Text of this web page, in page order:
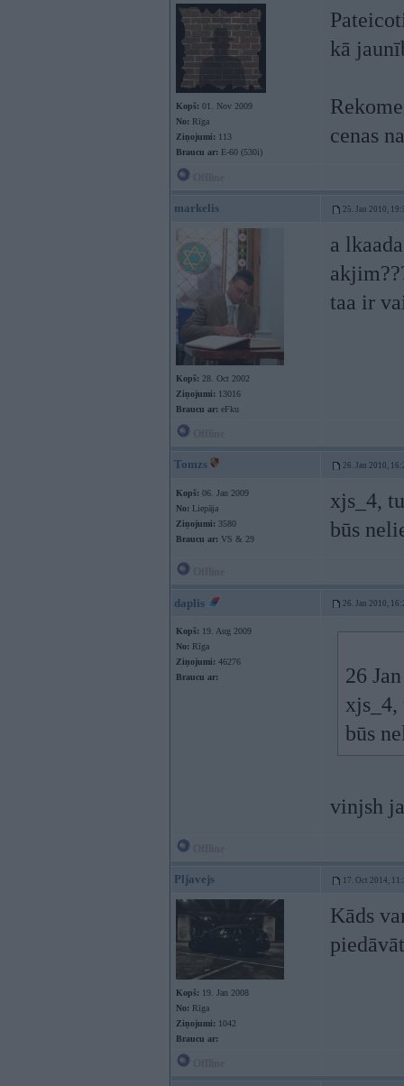
Kopš: 01. Nov 2009
No: Rīga
Ziņojumi: 113
Braucu ar: E-60 (530i)
kā
cenas
markelis 25. Jan 2010,
Kopš: 28. Oct 2002
Ziņojumi: 13016
Braucu ar: eFku
a
taa ir
Tomzs 26. Jan 2010,
Kopš: 06. Jan 2009
No: Liepāja
Ziņojumi: 3580
Braucu ar: VS & 29
xjs_4,
būs
daplis 26. Jan 2010,
Kopš: 19. Aug 2009
No: Rīga
Ziņojumi: 46276
Braucu ar:
26
būs
vinjsh
Pljavejs 17. Oct 2014,
Kopš: 19. Jan 2008
No: Rīga
Ziņojumi: 1042
Braucu ar:
Kāds